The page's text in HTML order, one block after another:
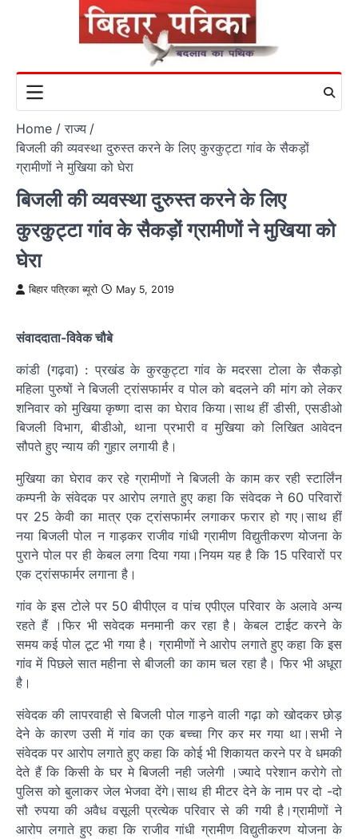
Home
राज्य
बिजली की व्यवस्था दुरुस्त करने के लिए कुरकुट्टा गांव के सैकड़ों
ग्रामीणों ने मुखिया को घेरा
बिजली की व्यवस्था दुरुस्त करने के लिए
कुरकुट्टा गांव के सैकड़ों ग्रामीणों ने मुखिया को
घेरा
बिहार पत्रिका ब्यूरो May 5, 2019
संवाददाता-विवेक चौबे
कांडी (गढ़वा) : प्रखंड के कुरकुट्टा गांव के मदरसा टोला के सैकड़ो
महिला पुरुषों ने बिजली ट्रांसफार्मर व पोल को बदलने की मांग को लेकर
शनिवार को मुखिया कृष्णा दास का घेराव किया।साथ हीं डीसी, एसडीओ
बिजली विभाग, बीडीओ, थाना प्रभारी व मुखिया को लिखित आवेदन
सौपते हुए न्याय की गुहार लगायी है।
मुखिया का घेराव कर रहे ग्रामीणों ने बिजली के काम कर रही स्टार्लिंन
कम्पनी के संवेदक पर आरोप लगाते हुए कहा कि संवेदक ने 60 परिवारों
पर 25 केवी का मात्र एक ट्रांसफार्मर लगाकर फरार हो गए।साथ हीं
नया बिजली पोल न गाड़कर राजीव गांधी ग्रामीण विद्युतीकरण योजना के
पुराने पोल पर ही केबल लगा दिया गया।नियम यह है कि 15 परिवारों पर
एक ट्रांसफार्मर लगाना है।
गांव के इस टोले पर 50 बीपीएल व पांच एपीएल परिवार के अलावे अन्य
रहते हैं ।फिर भी सवेदक मनमानी कर रहा है। केबल टाईट करने के
समय कई पोल टूट भी गया है। ग्रामीणों ने आरोप लगाते हुए कहा कि इस
गांव में पिछले सात महीना से बीजली का काम चल रहा है। फिर भी अधूरा
है।
संवेदक की लापरवाही से बिजली पोल गाड़ने वाली गढ़ा को खोदकर छोड़
देने के कारण उसी में गांव का एक बच्चा गिर कर मर गया था।सभी ने
संवेदक पर आरोप लगाते हुए कहा कि कोई भी शिकायत करने पर वे धमकी
देते हैं कि किसी के घर मे बिजली नही जलेगी ।ज्यादे परेशान करोगे तो
पुलिस को बुलाकर जेल भेजवा देंगे।साथ ही मीटर देने के नाम पर दो -दो
सौ रुपया की अवैध वसूली प्रत्येक परिवार से की गयी है।ग्रामीणों ने
आरोप लगाते हुए कहा कि राजीव गांधी ग्रामीण विद्युतीकरण योजना के